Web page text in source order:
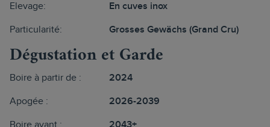
Elevage: En cuves inox
Particularité: Grosses Gewächs (Grand Cru)
Dégustation et Garde
Boire à partir de : 2024
Apogée : 2026-2039